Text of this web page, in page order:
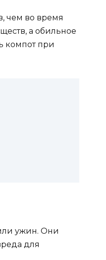
чем во время
а обильное
компот при
ужин. Они
для